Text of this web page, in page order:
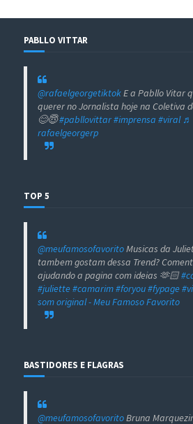
PABLLO VITTAR
@rafaelgeorgetiktokE a Pabllo Vitar
querer no Jornalista hoje na Coletiva
😊😇#pabllovittar#imprensa #viral ♬
rafaelgeorgerp
TOP 5
@meufamosofavoritoMusicas da
tambem gostam dessa Trend?
ajudando a pagina com ideias 🫶🏻
#juliette#camarim#foryou#fypage
som original - Meu Famoso Favorito
BASTIDORES E FLAGRAS
@meufamosofavoritoBruna